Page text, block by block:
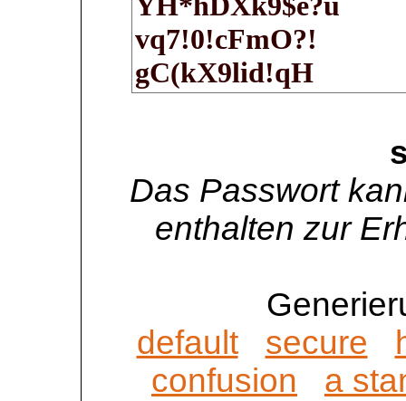
Das Passwort
enthalten zur
default
secure
confusion
a